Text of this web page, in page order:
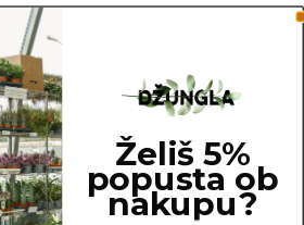
upoštevan notranji zgornji
fotografiranja je lahko
presajena v sadilni lonec z
premerom, kot so tisti, v
Želiš 5%
popusta ob
nakupu?